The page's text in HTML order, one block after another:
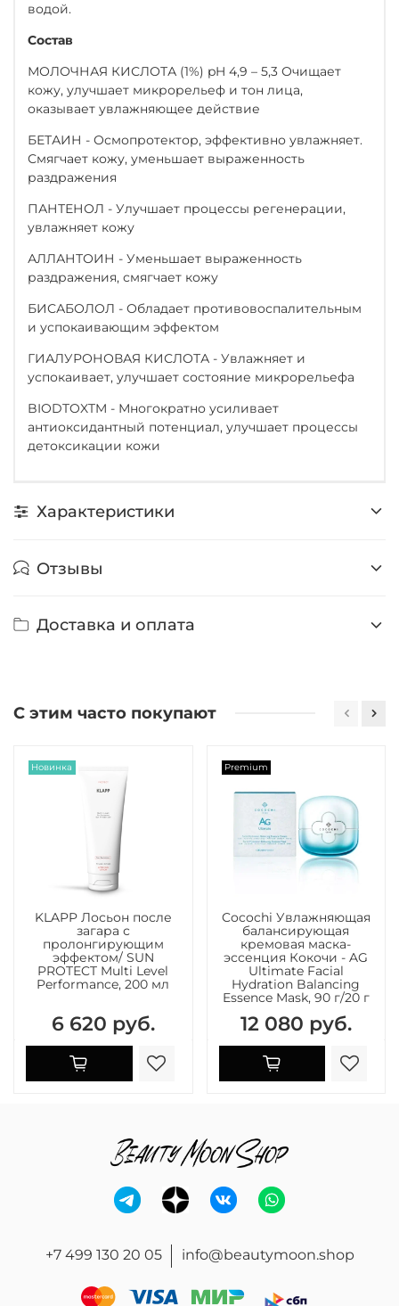
водой.
Состав
МОЛОЧНАЯ КИСЛОТА (1%) pH 4,9 – 5,3 Очищает
кожу, улучшает микрорельеф и тон лица,
оказывает увлажняющее действие
БЕТАИН - Осмопротектор, эффективно увлажняет.
Смягчает кожу, уменьшает выраженность
раздражения
ПАНТЕНОЛ - Улучшает процессы регенерации,
увлажняет кожу
АЛЛАНТОИН - Уменьшает выраженность
раздражения, смягчает кожу
БИСАБОЛОЛ - Обладает противовоспалительным
и успокаивающим эффектом
ГИАЛУРОНОВАЯ КИСЛОТА - Увлажняет и
успокаивает, улучшает состояние микрорельефа
BIODTOXTM - Многократно усиливает
антиоксидантный потенциал, улучшает процессы
детоксикации кожи
Характеристики
Отзывы
Доставка и оплата
С этим часто покупают
Новинка
KLAPP Лосьон после
загара с
пролонгирующим
эффектом/ SUN
PROTECT Multi Level
Performance, 200 мл
6 620 руб.
Premium
Cocochi Увлажняющая
балансирующая
кремовая маска-
эссенция Кокочи - AG
Ultimate Facial
Hydration Balancing
Essence Mask, 90 г/20 г
12 080 руб.
+7 499 130 20 05 info@beautymoon.shop